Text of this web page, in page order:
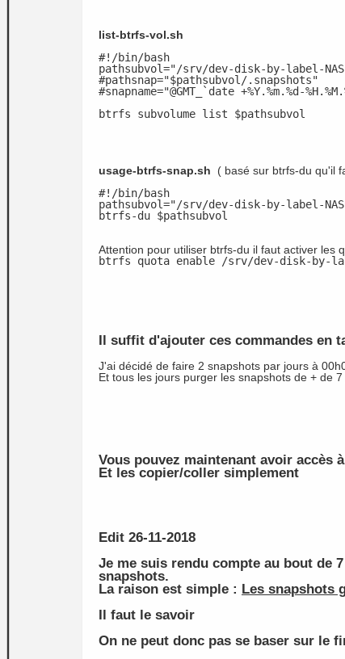
list-btrfs-vol.sh
#!/bin/bash
pathsubvol="/srv/dev-disk-by-label-
#pathsnap="$pathsubvol/.snapshots"
#snapname="@GMT_`date +%Y.%m.%d-
btrfs subvolume list $pathsubvol
usage-btrfs-snap.sh ( basé sur btrfs-du qu'il
#!/bin/bash
pathsubvol="/srv/dev-disk-by-label-
btrfs-du $pathsubvol
Attention pour utiliser btrfs-du il faut activer les
btrfs quota enable /srv/dev-disk-by-
Il suffit d'ajouter ces commandes en
J'ai décidé de faire 2 snapshots par jours à
Et tous les jours purger les snapshots de + de
Vous pouvez maintenant avoir accès
Et les copier/coller simplement
Edit 26-11-2018
Je me suis rendu compte au bout de
snapshots.
La raison est simple : Les snapshots
Il faut le savoir
On ne peut donc pas se baser sur le